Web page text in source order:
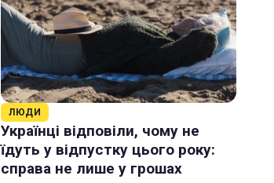
ЛЮДИ
Українці відповіли, чому не
їдуть у відпустку цього року:
справа не лише у грошах